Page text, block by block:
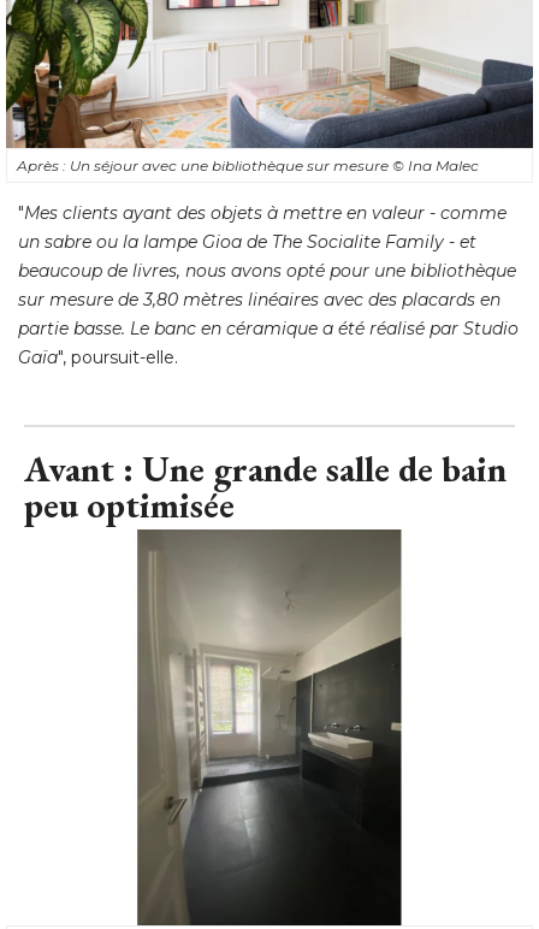
Après : Un séjour avec une bibliothèque sur mesure © Ina Malec
"Mes clients ayant des objets à mettre en valeur - comme
un sabre ou la lampe Gioa de The Socialite Family - et
beaucoup de livres, nous avons opté pour une bibliothèque
sur mesure de 3,80 mètres linéaires avec des placards en
partie basse. Le banc en céramique a été réalisé par Studio
Gaïa", poursuit-elle.
Avant : Une grande salle de bain
peu optimisée